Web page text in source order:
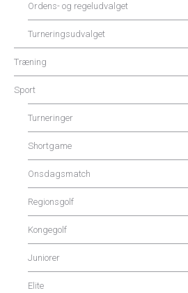
Ordens- og regeludvalget
Turneringsudvalget
Træning
Sport
Turneringer
Shortgame
Onsdagsmatch
Regionsgolf
Kongegolf
Juniorer
Elite